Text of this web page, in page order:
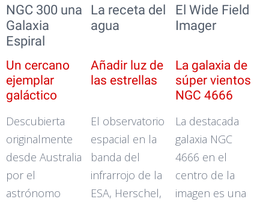
NGC 300 una
Galaxia
Espiral
La receta del
agua
El Wide Field
Imager
Un cercano
ejemplar
galáctico
Añadir luz de
las estrellas
La galaxia de
súper vientos
NGC 4666
Descubierta
originalmente
desde Australia
por el
astrónomo
El observatorio
espacial en la
banda del
infrarrojo de la
ESA, Herschel,
La destacada
galaxia NGC
4666 en el
centro de la
imagen es una